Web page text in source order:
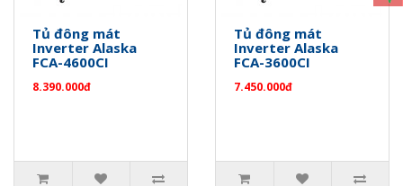
Tủ đông mát
Inverter Alaska
FCA-4600CI
8.390.000đ
Tủ đông mát
Inverter Alaska
FCA-3600CI
7.450.000đ